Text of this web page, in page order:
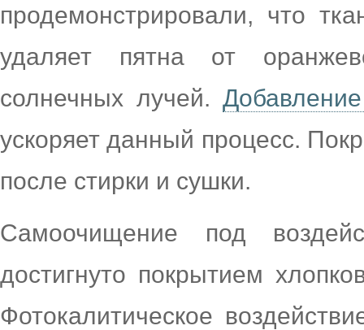
продемонстрировали, что
удаляет пятна от
солнечных лучей.
ускоряет данный процесс.
после стирки и сушки.
Самоочищение под
достигнуто покрытием
Фотокалитическое